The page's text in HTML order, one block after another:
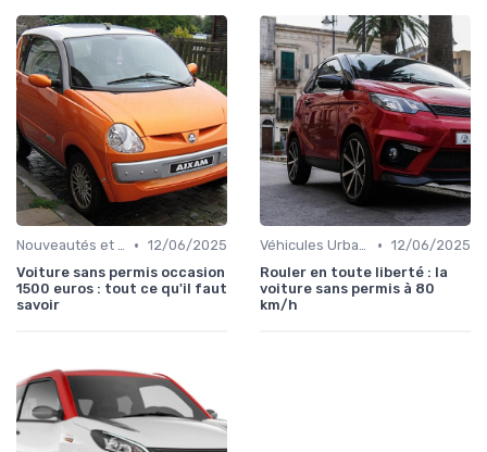
Nouveautés et Tendances • 12/06/2025
Voiture sans permis occasion
1500 euros : tout ce qu'il faut
savoir
Véhicules Urbains • 12/06/2025
Rouler en toute liberté : la
voiture sans permis à 80
km/h